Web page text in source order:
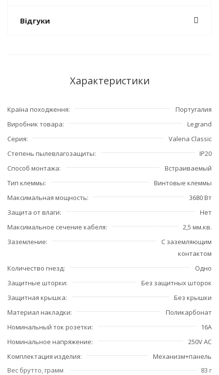
Відгуки
Характеристики
Країна походження
Португалия
Виробник товара
Legrand
Серия
Valena Classic
Степень пылевлагозащиты
IP20
Способ монтажа
Встраиваемый
Тип клеммы
Винтовые клеммы
Максимальная мощность
3680 Вт
Защита от влаги
Нет
Максимальное сечение кабеля
2,5 мм.кв.
Заземление
С заземляющим
контактом
Количество гнезд
Одно
Защитные шторки
Без защитных шторок
Защитная крышка
Без крышки
Материал накладки
Поликарбонат
Номинальный ток розетки
16А
Номинальное напряжение
250V AC
Комплектация изделия
Механизм+панель
Вес брутто, грамм
83 г